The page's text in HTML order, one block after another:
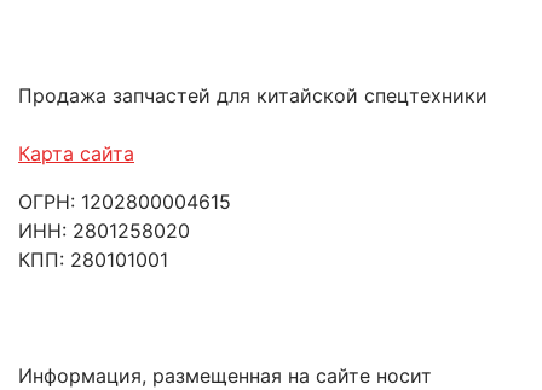
Продажа запчастей для китайской спецтехники
Карта сайта
ОГРН: 1202800004615
ИНН: 2801258020
КПП: 280101001
Информация, размещенная на сайте носит